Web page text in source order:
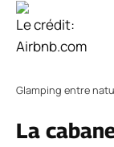
Le crédit:
Airbnb.com
Glamping entre
La